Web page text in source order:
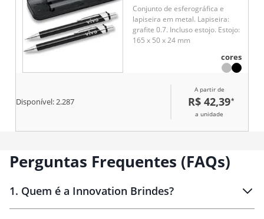
Conjunto de esferográfica e
lapiseira em metal. Lapiseira:
grafite 0.7. Incluso estojo. Estojo:
165 x 50 x 24 mm
cores
Disponível:2.287
A partir de
R$ 42,39*
a unidade
Perguntas Frequentes (FAQs)
1. Quem é a Innovation Brindes?